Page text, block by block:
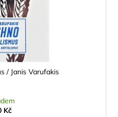
/ Janis Varufakis
Kč